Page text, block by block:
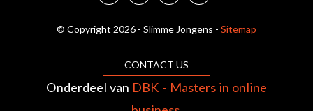
© Copyright 2026 - Slimme Jongens - Sitemap
CONTACT US
Onderdeel van DBK - Masters in online